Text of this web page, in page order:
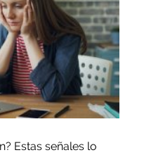
Estas señales lo